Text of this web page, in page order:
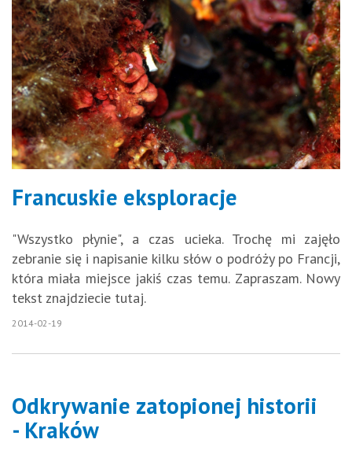
Francuskie eksploracje
"Wszystko płynie", a czas ucieka. Trochę mi zajęło
zebranie się i napisanie kilku słów o podróży po Francji,
która miała miejsce jakiś czas temu. Zapraszam. Nowy
tekst znajdziecie tutaj.
2014-02-19
Odkrywanie zatopionej historii
- Kraków